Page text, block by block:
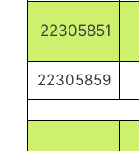
22305851
22305859